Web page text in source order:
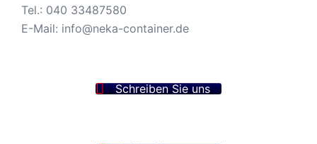
Tel.: 040 33487580
E-Mail: info@neka-container.de
Schreiben Sie uns